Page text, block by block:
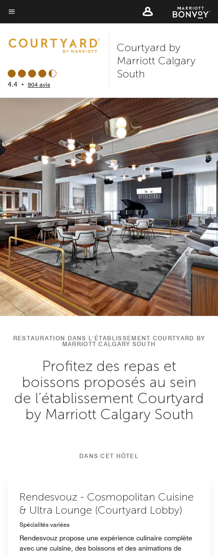
Skip
to
content
Texte du menu
4.4 • 904 avis
Courtyard by
Marriott Calgary
South
RESTAURATION DANS L'ÉTABLISSEMENT COURTYARD BY
MARRIOTT CALGARY SOUTH
Profitez des repas et
boissons proposés au sein
de l’établissement Courtyard
by Marriott Calgary South
DANS CET HÔTEL
Rendesvouz - Cosmopolitan Cuisine
& Ultra Lounge (Courtyard Lobby)
Spécialités variées
Rendesvouz propose une expérience culinaire complète
avec une cuisine, des boissons et des animations de